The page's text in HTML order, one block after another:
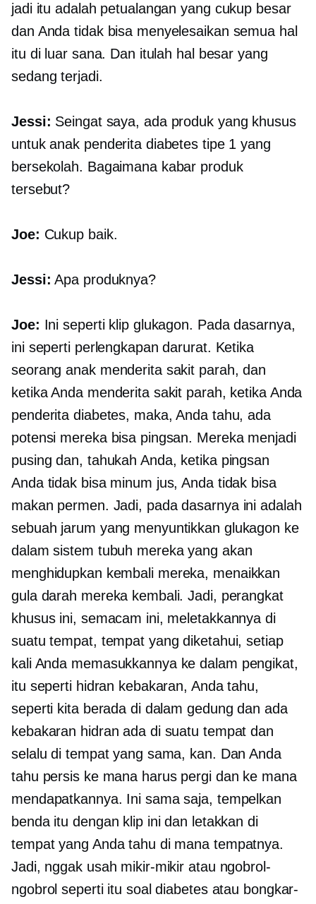
jadi itu adalah petualangan yang cukup besar
dan Anda tidak bisa menyelesaikan semua hal
itu di luar sana. Dan itulah hal besar yang
sedang terjadi.
Jessi: Seingat saya, ada produk yang khusus
untuk anak penderita diabetes tipe 1 yang
bersekolah. Bagaimana kabar produk
tersebut?
Joe: Cukup baik.
Jessi: Apa produknya?
Joe: Ini seperti klip glukagon. Pada dasarnya,
ini seperti perlengkapan darurat. Ketika
seorang anak menderita sakit parah, dan
ketika Anda menderita sakit parah, ketika Anda
penderita diabetes, maka, Anda tahu, ada
potensi mereka bisa pingsan. Mereka menjadi
pusing dan, tahukah Anda, ketika pingsan
Anda tidak bisa minum jus, Anda tidak bisa
makan permen. Jadi, pada dasarnya ini adalah
sebuah jarum yang menyuntikkan glukagon ke
dalam sistem tubuh mereka yang akan
menghidupkan kembali mereka, menaikkan
gula darah mereka kembali. Jadi, perangkat
khusus ini, semacam ini, meletakkannya di
suatu tempat, tempat yang diketahui, setiap
kali Anda memasukkannya ke dalam pengikat,
itu seperti hidran kebakaran, Anda tahu,
seperti kita berada di dalam gedung dan ada
kebakaran hidran ada di suatu tempat dan
selalu di tempat yang sama, kan. Dan Anda
tahu persis ke mana harus pergi dan ke mana
mendapatkannya. Ini sama saja, tempelkan
benda itu dengan klip ini dan letakkan di
tempat yang Anda tahu di mana tempatnya.
Jadi, nggak usah mikir-mikir atau ngobrol-
ngobrol seperti itu soal diabetes atau bongkar-